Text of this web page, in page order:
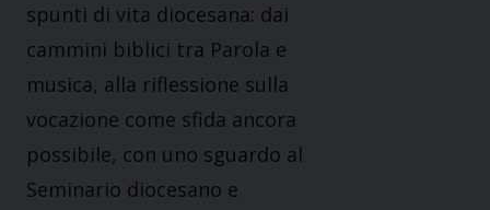
spunti di vita diocesana: dai
cammini biblici tra Parola e
musica, alla riflessione sulla
vocazione come sfida ancora
possibile, con uno sguardo al
Seminario diocesano e